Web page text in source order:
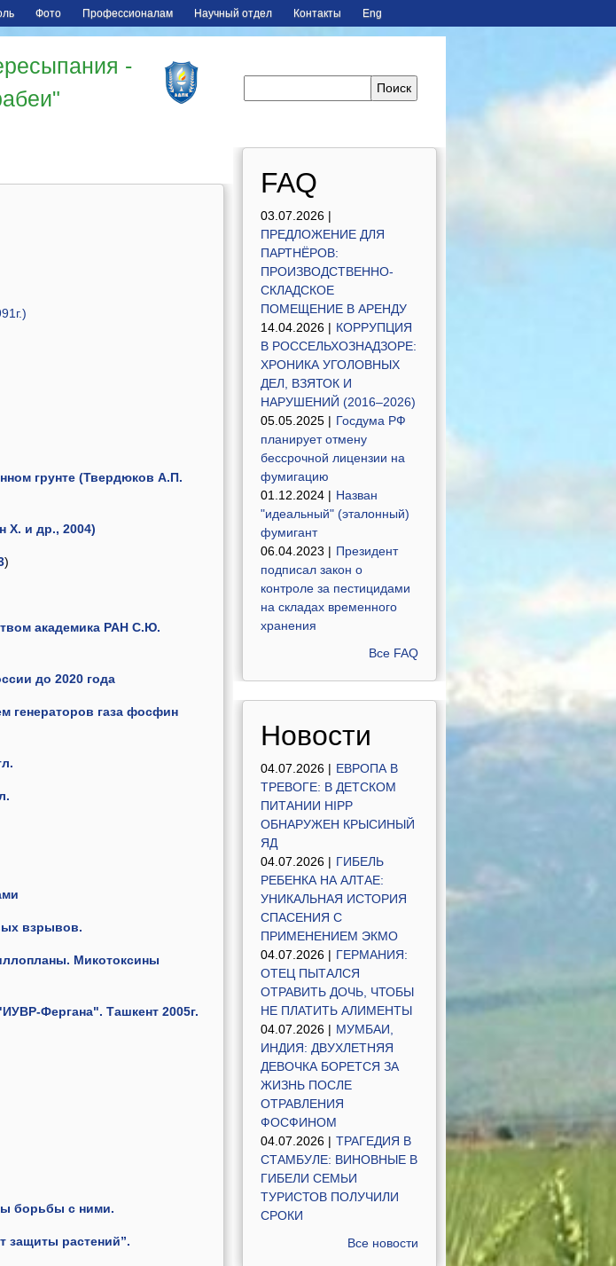
Фото Профессионалам Научный отдел Контакты Eng
-
грунте (Твердюков А.П.
Х. и др., 2004)
)
академика РАН С.Ю.
до 2020 года
генераторов газа фосфин
взрывов.
Микотоксины
Фергана". Ташкент 2005г.
борьбы с ними.
защиты растений”.
FAQ
03.07.2026 |
ПРЕДЛОЖЕНИЕ ДЛЯ
ПАРТНЁРОВ:
ПРОИЗВОДСТВЕННО-
СКЛАДСКОЕ
ПОМЕЩЕНИЕ В АРЕНДУ
14.04.2026 | КОРРУПЦИЯ
В РОССЕЛЬХОЗНАДЗОРЕ:
ХРОНИКА УГОЛОВНЫХ
ДЕЛ, ВЗЯТОК И
НАРУШЕНИЙ (2016–2026)
05.05.2025 | Госдума РФ
планирует отмену
бессрочной лицензии на
фумигацию
01.12.2024 | Назван
"идеальный" (эталонный)
фумигант
06.04.2023 | Президент
подписал закон о
контроле за пестицидами
на складах временного
хранения
Все FAQ
Новости
04.07.2026 | ЕВРОПА В
ТРЕВОГЕ: В ДЕТСКОМ
ПИТАНИИ HIPP
ОБНАРУЖЕН КРЫСИНЫЙ
ЯД
04.07.2026 | ГИБЕЛЬ
РЕБЕНКА НА АЛТАЕ:
УНИКАЛЬНАЯ ИСТОРИЯ
СПАСЕНИЯ С
ПРИМЕНЕНИЕМ ЭКМО
04.07.2026 | ГЕРМАНИЯ:
ОТЕЦ ПЫТАЛСЯ
ОТРАВИТЬ ДОЧЬ, ЧТОБЫ
НЕ ПЛАТИТЬ АЛИМЕНТЫ
04.07.2026 | МУМБАИ,
ИНДИЯ: ДВУХЛЕТНЯЯ
ДЕВОЧКА БОРЕТСЯ ЗА
ЖИЗНЬ ПОСЛЕ
ОТРАВЛЕНИЯ
ФОСФИНОМ
04.07.2026 | ТРАГЕДИЯ В
СТАМБУЛЕ: ВИНОВНЫЕ В
ГИБЕЛИ СЕМЬИ
ТУРИСТОВ ПОЛУЧИЛИ
СРОКИ
Все новости